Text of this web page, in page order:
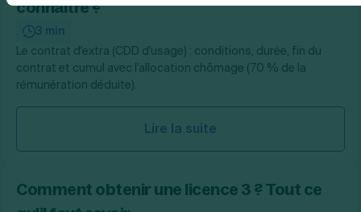
connaître ?
3 min
Le contrat d'extra (CDD d'usage) : conditions, durée, fin du
contrat et cumul avec l'allocation chômage (70 % de la
rémunération déduite).
Lire la suite
Comment obtenir une licence 3 ? Tout ce